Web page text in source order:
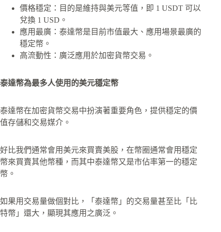
價格穩定：目的是維持與美元等值，即 1 USDT 可以
兌換 1 USD。
應用最廣：泰達幣是目前市值最大、應用場景最廣的
穩定幣。
高流動性：廣泛應用於加密貨幣交易。
泰達幣為最多人使用的美元穩定幣
泰達幣在加密貨幣交易中扮演著重要角色，提供穩定的價
值存儲和交易媒介。
好比我們通常會用美元來買賣美股，在幣圈通常會用穩定
幣來買賣其他幣種，而其中泰達幣又是市佔率第一的穩定
幣。
如果用交易量做個對比，「泰達幣」的交易量甚至比「比
特幣」還大，顯現其應用之廣泛。